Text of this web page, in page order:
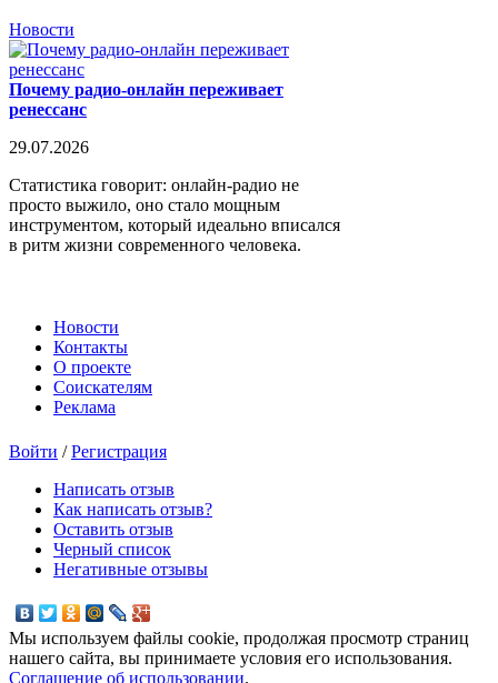
Новости
Почему радио-онлайн переживает
ренессанс
29.07.2026
Статистика говорит: онлайн-радио не
просто выжило, оно стало мощным
инструментом, который идеально вписался
в ритм жизни современного человека.
Новости
Контакты
О проекте
Соискателям
Реклама
Войти /Регистрация
Написать отзыв
Как написать отзыв?
Оставить отзыв
Черный список
Негативные отзывы
Мы используем файлы cookie, продолжая просмотр страниц
нашего сайта, вы принимаете условия его использования.
Соглашение об использовании.